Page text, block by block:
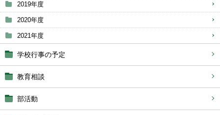
2019年度
2020年度
2021年度
学校行事の予定
教育相談
部活動